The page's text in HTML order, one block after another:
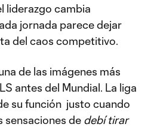
liderazgo cambia
jornada parece dejar
del caos competitivo.
de las imágenes más
antes del Mundial. La liga
su función justo cuando
sensaciones de debí tirar